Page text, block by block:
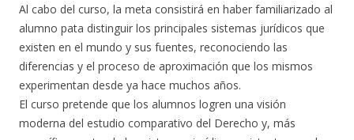
Al cabo del curso, la meta consistirá en haber familiarizado al
alumno pata distinguir los principales sistemas jurídicos que
existen en el mundo y sus fuentes, reconociendo las
diferencias y el proceso de aproximación que los mismos
experimentan desde ya hace muchos años.
El curso pretende que los alumnos logren una visión
moderna del estudio comparativo del Derecho y, más